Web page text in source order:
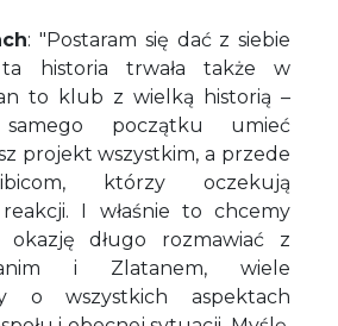
: "Postaram się dać z siebie
historia trwała także w
to klub z wielką historią –
początku umieć
projekt wszystkim, a przede
którzy oczekują
I właśnie to chcemy
okazję długo rozmawiać z
i Zlatanem, wiele
o wszystkich aspektach